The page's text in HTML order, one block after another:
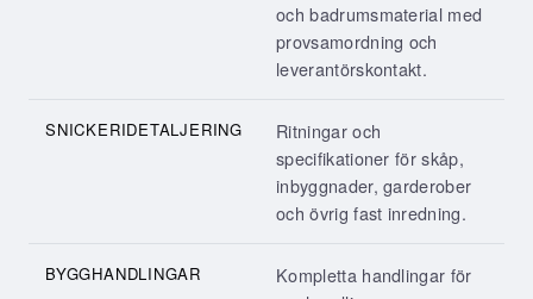
och badrumsmaterial med
provsamordning och
leverantörskontakt.
SNICKERIDETALJERING
Ritningar och
specifikationer för skåp,
inbyggnader, garderober
och övrig fast inredning.
BYGGHANDLINGAR
Kompletta handlingar för